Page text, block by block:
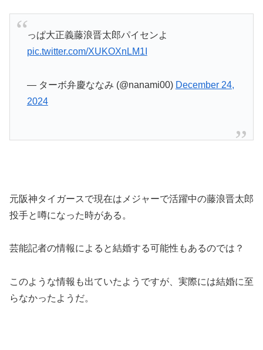
っぱ大正義藤浪晋太郎パイセンよ
pic.twitter.com/XUKOXnLM1I
— ターボ弁慶ななみ (@nanami00) December 24,
2024
元阪神タイガースで現在はメジャーで活躍中の藤浪晋太郎
投手と噂になった時がある。
芸能記者の情報によると結婚する可能性もあるのでは？
このような情報も出ていたようですが、実際には結婚に至
らなかったようだ。